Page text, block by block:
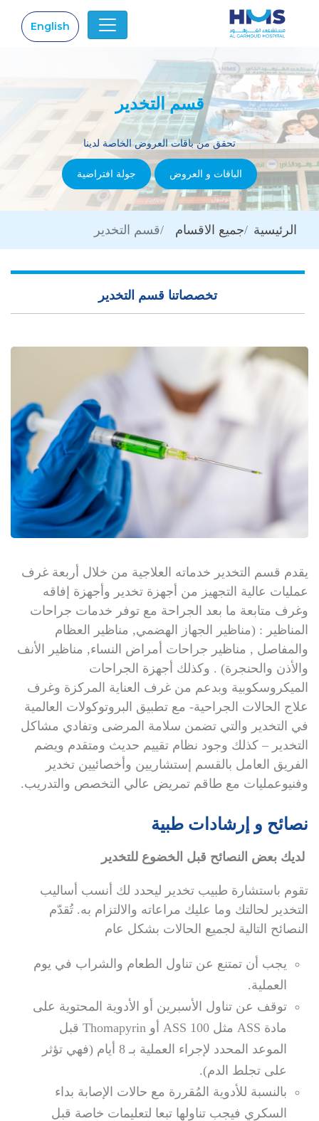
English
قسم التخدير
تحقق من باقات العروض الخاصة لدينا
الباقات و العروض جولة افتراضية
الرئيسية جميع الاقسام قسم التخدير
تخصصاتنا قسم التخدير
يقدم قسم التخدير خدماته العلاجية من خلال أربعة غرف
عمليات عالية التجهيز من أجهزة تخدير وأجهزة إفاقه
وغرف متابعة ما بعد الجراحة مع توفر خدمات جراحات
المناظير : (مناظير الجهاز الهضمي, مناظير العظام
والمفاصل , مناظير جراحات أمراض النساء, مناظير الأنف
والأذن والحنجرة) . وكذلك أجهزة الجراحات
الميكروسكوبية وبدعم من غرف العناية المركزة وغرف
علاج الحالات الجراحية- مع تطبيق البروتوكولات العالمية
في التخدير والتي تضمن سلامة المرضى وتفادي مشاكل
التخدير – كذلك وجود نظام تقييم حديث ومتقدم ويضم
الفريق العامل بالقسم إستشاريين وأخصائيين تخدير
وفنيوعمليات مع طاقم تمريض عالي التخصص والتدريب.
نصائح و إرشادات طبية
لديك بعض النصائح قبل الخضوع للتخدير
تقوم باستشارة طبيب تخدير ليحدد لك أنسب أساليب
التخدير لحالتك وما عليك مراعاته والالتزام به. تُقدّم
النصائح التالية لجميع الحالات بشكل عام
يجب أن تمتنع عن تناول الطعام والشراب في يوم
العملية.
توقف عن تناول الأسبرين أو الأدوية المحتوية على
مادة ASS مثل ASS 100 أو Thomapyrin قبل
الموعد المحدد لإجراء العملية بـ 8 أيام (فهي تؤثر
على تجلط الدم).
بالنسبة للأدوية المُقررة مع حالات الإصابة بداء
السكري فيجب تناولها تبعا لتعليمات خاصة قبل